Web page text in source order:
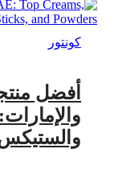
كونتور
أفضل
والستيكس